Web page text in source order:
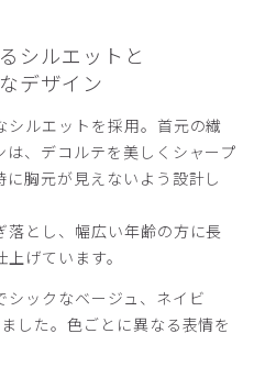
体重:
56-60kg
大きめ
伸びない
厚い
。
チェックスクラブトップ
シルエットと
デザイン
ルエットを採用。首元の繊
、デコルテを美しくシャープ
胸元が見えないよう設計し
とし、幅広い年齢の方に長
げています。
ックなベージュ、ネイビ
した。色ごとに異なる表情を